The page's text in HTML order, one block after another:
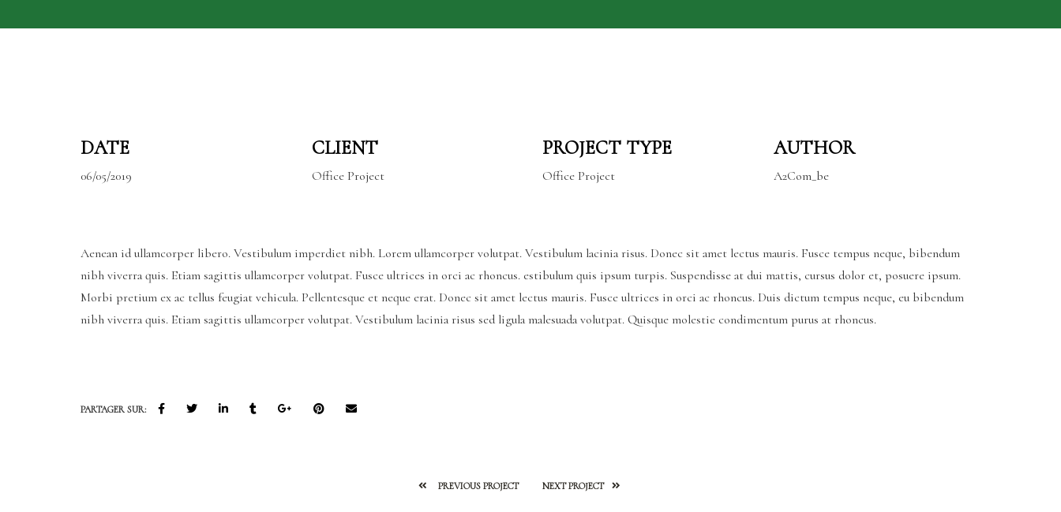
DATE
06/05/2019
CLIENT
Office Project
PROJECT TYPE
Office Project
AUTHOR
A2Com_be
Aenean id ullamcorper libero. Vestibulum imperdiet nibh. Lorem ullamcorper volutpat. Vestibulum lacinia risus. Donec sit amet lectus mauris. Fusce tempus neque, bibendum
nibh viverra quis. Etiam sagittis ullamcorper volutpat. Fusce ultrices in orci ac rhoncus. estibulum quis ipsum turpis. Suspendisse at dui mattis, cursus dolor et, posuere ipsum.
Morbi pretium ex ac tellus feugiat vehicula. Pellentesque et neque erat. Donec sit amet lectus mauris. Fusce ultrices in orci ac rhoncus. Duis dictum tempus neque, eu bibendum
nibh viverra quis. Etiam sagittis ullamcorper volutpat. Vestibulum lacinia risus sed ligula malesuada volutpat. Quisque molestie condimentum purus at rhoncus.
PARTAGER SUR:
PREVIOUS PROJECT NEXT PROJECT